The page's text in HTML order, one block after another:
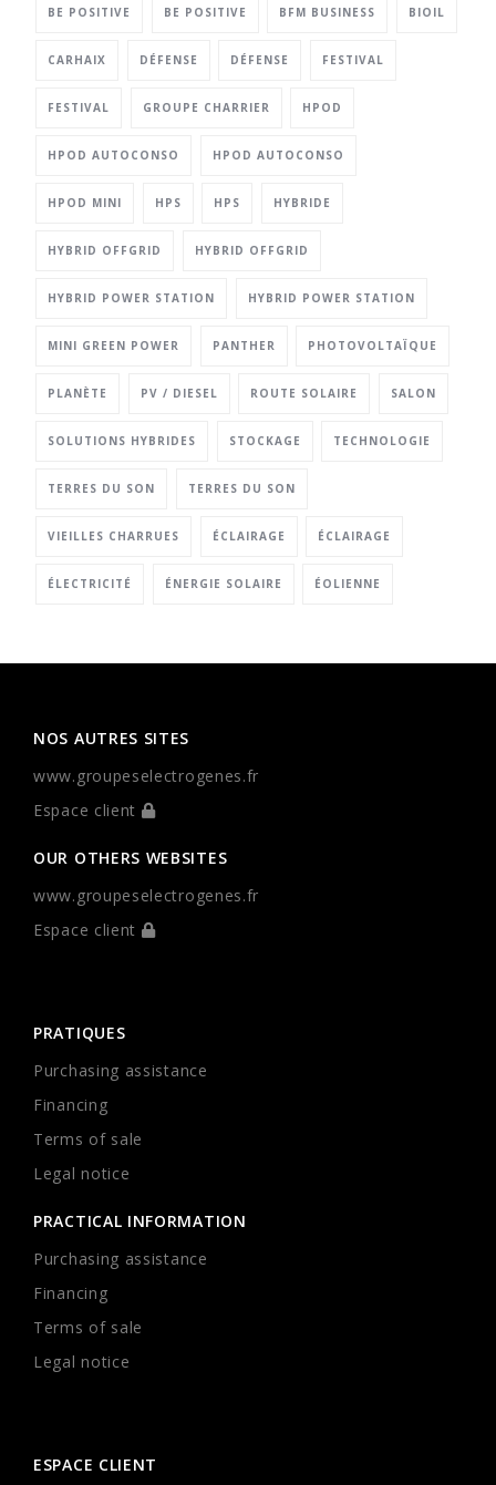
BE POSITIVE BE POSITIVE BFM BUSINESS BIOIL
CARHAIX DÉFENSE DÉFENSE FESTIVAL
FESTIVAL GROUPE CHARRIER HPOD
HPOD AUTOCONSO HPOD AUTOCONSO
HPOD MINI HPS HPS HYBRIDE
HYBRID OFFGRID HYBRID OFFGRID
HYBRID POWER STATION HYBRID POWER STATION
MINI GREEN POWER PANTHER PHOTOVOLTAÏQUE
PLANÈTE PV / DIESEL ROUTE SOLAIRE SALON
SOLUTIONS HYBRIDES STOCKAGE TECHNOLOGIE
TERRES DU SON TERRES DU SON
VIEILLES CHARRUES ÉCLAIRAGE ÉCLAIRAGE
ÉLECTRICITÉ ÉNERGIE SOLAIRE ÉOLIENNE
NOS AUTRES SITES
www.groupeselectrogenes.fr
Espace client
OUR OTHERS WEBSITES
www.groupeselectrogenes.fr
Espace client
PRATIQUES
Purchasing assistance
Financing
Terms of sale
Legal notice
PRACTICAL INFORMATION
Purchasing assistance
Financing
Terms of sale
Legal notice
ESPACE CLIENT